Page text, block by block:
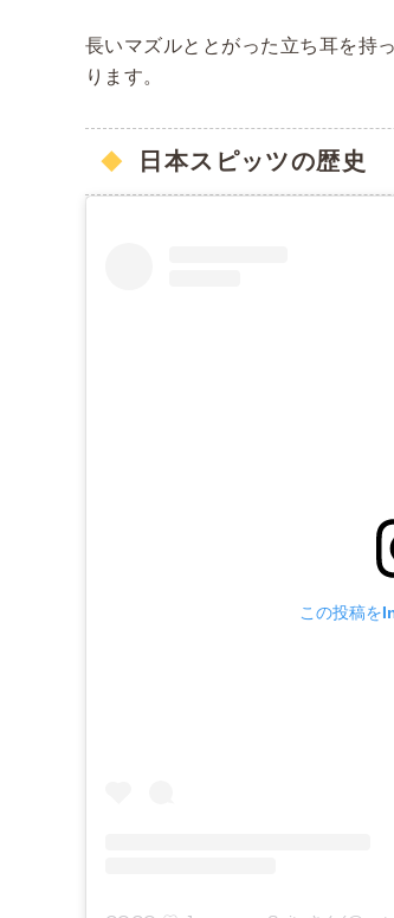
長いマズルととがった立ち耳を持
ります。
日本スピッツの歴史
この投稿を